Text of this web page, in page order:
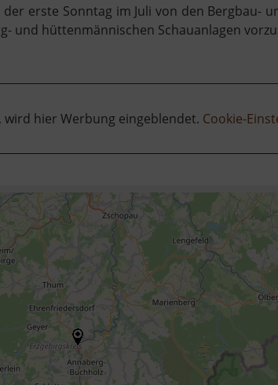
der erste Sonntag im Juli von den
und hüttenmännischen Schauanlagen
wird hier Werbung eingeblendet. Cookie-